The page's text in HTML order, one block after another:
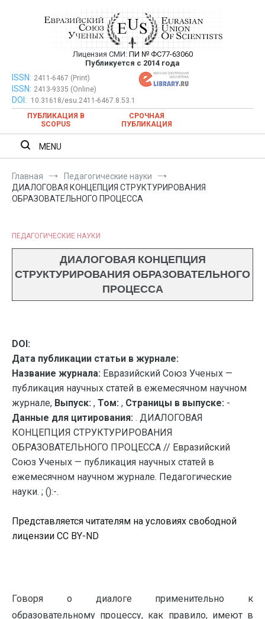
Евразийский Союз Ученых —
публикация научных статей в
ежемесячном научном журнале
Лицензия СМИ: ПИ № ФС77-63060
Публикуется с 2014 года
Евразийский Союз Ученых — публикация научных статей в
ежемесячном научном журнале
ISSN: 2411-6467 (Print)
ISSN: 2413-9335 (Online)
DOI:
10.31618/esu.2411-6467.8.53.1
ПУБЛИКАЦИЯ В
SCOPUS
СРОЧНАЯ
ПУБЛИКАЦИЯ
MENU
Главная
Педагогические науки
ДИАЛОГОВАЯ КОНЦЕПЦИЯ СТРУКТУРИРОВАНИЯ
ОБРАЗОВАТЕЛЬНОГО ПРОЦЕССА
ПЕДАГОГИЧЕСКИЕ НАУКИ
ДИАЛОГОВАЯ КОНЦЕПЦИЯ
СТРУКТУРИРОВАНИЯ ОБРАЗОВАТЕЛЬНОГО
ПРОЦЕССА
DOI:
Дата публикации статьи в журнале:
Название журнала: Евразийский Союз Ученых —
публикация научных статей в ежемесячном научном
журнале, Выпуск: , Том: , Страницы в выпуске: -
Данные для цитирования: . ДИАЛОГОВАЯ
КОНЦЕПЦИЯ СТРУКТУРИРОВАНИЯ
ОБРАЗОВАТЕЛЬНОГО ПРОЦЕССА // Евразийский
Союз Ученых — публикация научных статей в
ежемесячном научном журнале. Педагогические
науки. ; ():-.
Представляется читателям на условиях свободной
лицензии CC BY-ND
Говоря о диалоге применительно к
образовательному процессу, как правило, имеют в